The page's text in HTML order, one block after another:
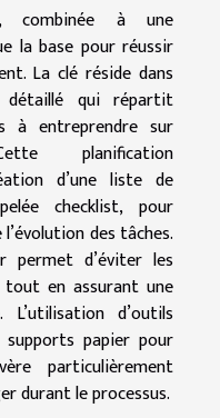
combinée à une
la base pour réussir
La clé réside dans
détaillé qui répartit
à entreprendre sur
planification
d’une liste de
checklist, pour
des tâches.
permet d’éviter les
en assurant une
d’outils
supports papier pour
particulièrement
durant le processus.